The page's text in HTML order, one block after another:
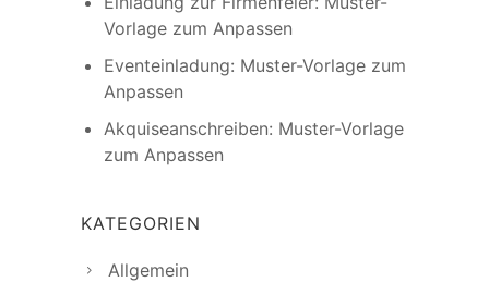
Vorlage zum Anpassen
Eventeinladung: Muster-Vorlage zum
Anpassen
Akquiseanschreiben: Muster-Vorlage
zum Anpassen
KATEGORIEN
Allgemein